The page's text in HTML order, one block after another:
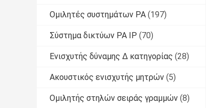
Ομιλητές συστημάτων PA (197)
Σύστημα δικτύων PA IP (70)
Ενισχυτής δύναμης Δ κατηγορίας (28)
Ακουστικός ενισχυτής μητρών (5)
Ομιλητής στηλών σειράς γραμμών (8)